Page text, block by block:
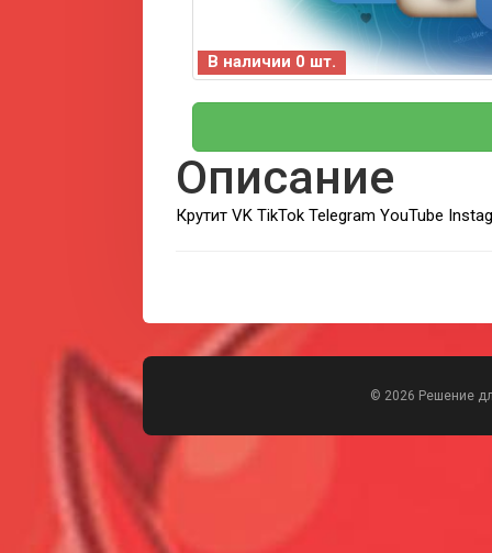
В наличии 0 шт.
Описание
Крутит VK TikTok Telegram YouTube
© 2026 Решение